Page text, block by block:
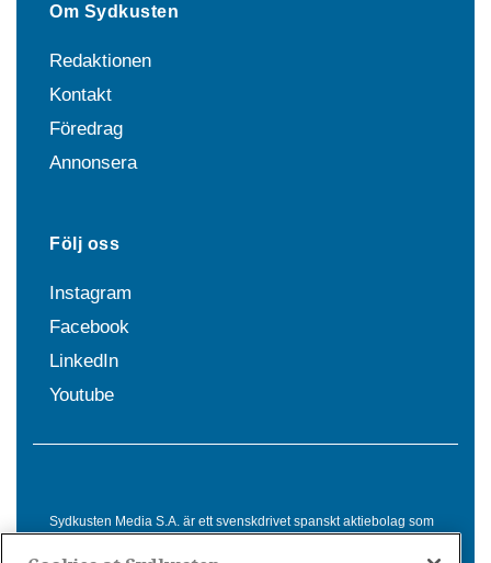
Om Sydkusten
Redaktionen
Kontakt
Föredrag
Annonsera
Följ oss
Instagram
Facebook
LinkedIn
Youtube
Sydkusten Media S.A. är ett svenskdrivet spanskt aktiebolag som